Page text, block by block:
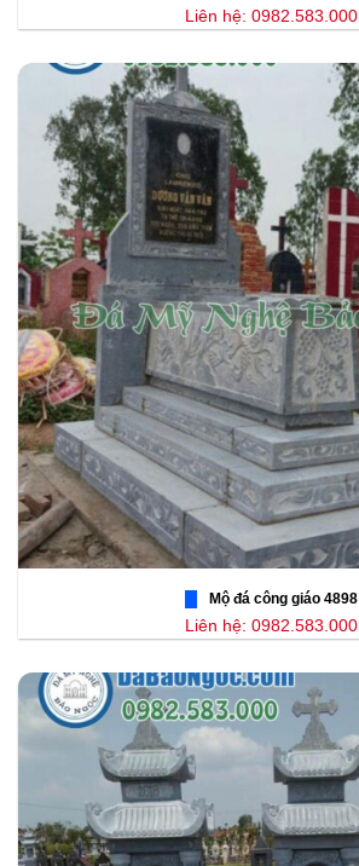
Liên hệ: 0982.583.000
Mộ đá công giáo 4898
Liên hệ: 0982.583.000